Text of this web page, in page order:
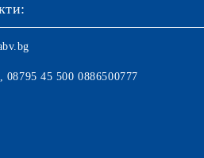
08795 45 500 0886500777